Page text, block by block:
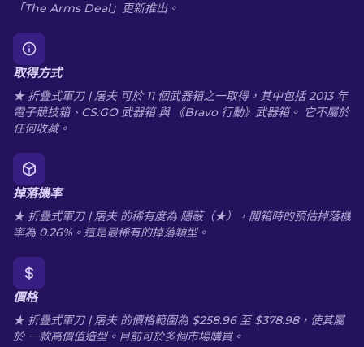
「The Arms Deal」更新推出。
取得方式
★ 折疊式軍刀 | 屠夫 可於 11 個武器箱之一取得，其中包括 2013 年
電子競技箱、CS:GO 武器箱 與 《Bravo 行動》武器箱。 它不屬於
任何收藏。
掉落機率
★ 折疊式軍刀 | 屠夫 的稀有度為 隱蔽（★），開箱時的預估掉落機
率為 0.26%。這是最稀有的掉落類型。
價格
★ 折疊式軍刀 | 屠夫 的價格範圍為 $258.96 至 $378.98，使其屬
於 一款高價值造型。目前可於多個市場購買。